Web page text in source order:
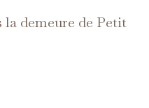
la demeure de Petit